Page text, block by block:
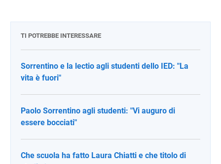
TI POTREBBE INTERESSARE
Sorrentino e la lectio agli studenti dello IED: "La
vita è fuori"
Paolo Sorrentino agli studenti: "Vi auguro di
essere bocciati"
Che scuola ha fatto Laura Chiatti e che titolo di